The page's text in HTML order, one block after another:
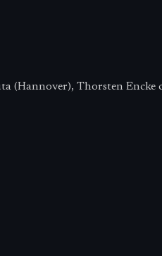
(Hannover), Thorsten Encke